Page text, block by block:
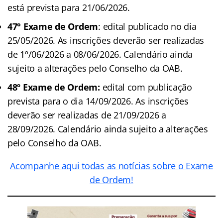
está prevista para 21/06/2026.
47° Exame de Ordem: edital publicado no dia
25/05/2026. As inscrições deverão ser realizadas
de 1º/06/2026 a 08/06/2026. Calendário ainda
sujeito a alterações pelo Conselho da OAB.
48º Exame de Ordem: edital com publicação
prevista para o dia 14/09/2026. As inscrições
deverão ser realizadas de 21/09/2026 a
28/09/2026. Calendário ainda sujeito a alterações
pelo Conselho da OAB.
Acompanhe aqui todas as notícias sobre o Exame
de Ordem!